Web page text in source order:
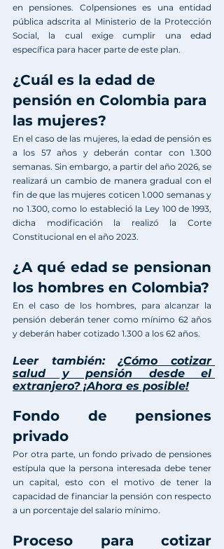
en pensiones. Colpensiones es una entidad
pública adscrita al Ministerio de la Protección
Social, la cual exige cumplir una edad
específica para hacer parte de este plan.
¿Cuál es la edad de
pensión en Colombia para
las mujeres?
En el caso de las mujeres, la edad de pensión es
a los 57 años y deberán contar con 1.300
semanas. Sin embargo, a partir del año 2026, se
realizará un cambio de manera gradual con el
fin de que las mujeres coticen 1.000 semanas y
no 1.300, como lo estableció la Ley 100 de 1993,
dicha modificación la realizó la Corte
Constitucional en el año 2023.
¿A qué edad se pensionan
los hombres en Colombia?
En el caso de los hombres, para alcanzar la
pensión deberán tener como mínimo 62 años
y deberán haber cotizado 1.300 a los 62 años.
Leer también: ¿Cómo cotizar
salud y pensión desde el
extranjero? ¡Ahora es posible!
Fondo de pensiones
privado
Por otra parte, un fondo privado de pensiones
estípula que la persona interesada debe tener
un capital, esto con el motivo de tener la
capacidad de financiar la pensión con respecto
a un porcentaje del salario mínimo.
Proceso para cotizar